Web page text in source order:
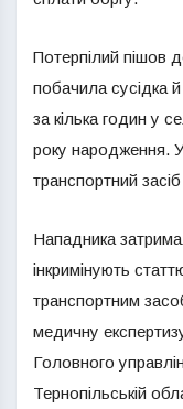
Потерпілий пішов
побачила сусідка
за кілька годин у
року народження. У
транспортний
Нападника
інкримінують
транспортним
медичну
Головного
Тернопільській